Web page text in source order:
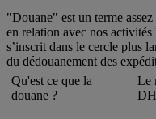
"Douane" est un terme
en relation avec nos
s’inscrit dans le cercle plus
du dédouanement des
Qu'est ce que la
douane ?
Le